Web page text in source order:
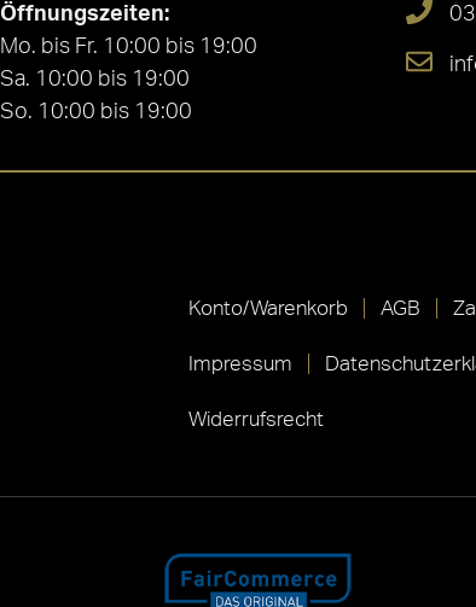
Öffnungszeiten:
Mo. bis Fr. 10:00 bis 19:00
Sa. 10:00 bis 19:00
So. 10:00 bis 19:00
Konto/Warenkorb AGB
Impressum
Widerrufsrecht